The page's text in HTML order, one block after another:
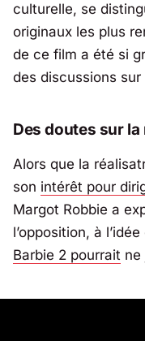
culturelle, se
originaux les plus
de ce film a été si
des discussions
Des doutes sur
Alors que la
son intérêt pour
Margot Robbie a
l’opposition, à
Barbie 2 pourrait ne